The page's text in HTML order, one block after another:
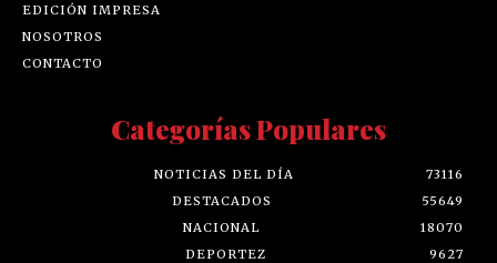
EDICIÓN IMPRESA
NOSOTROS
CONTACTO
Categorías Populares
NOTICIAS DEL DÍA
73116
DESTACADOS
55649
NACIONAL
18070
DEPORTEZ
9627